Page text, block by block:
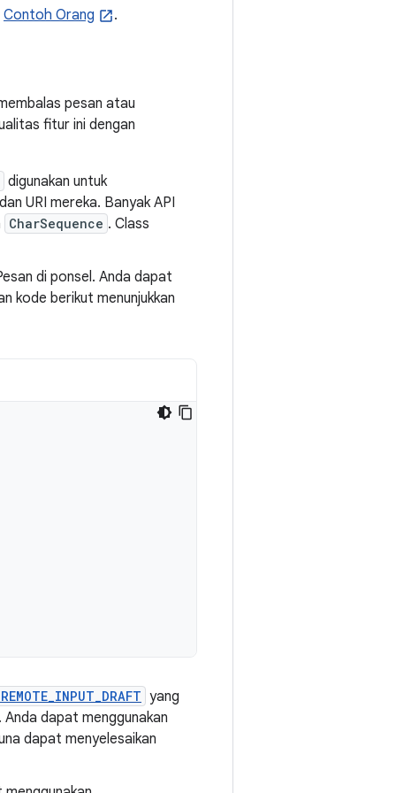
Contoh Orang .
pesan atau
fitur ini dengan
digunakan untuk
URI mereka. Banyak API
CharSequence . Class
di ponsel. Anda dapat
kode berikut menunjukkan
yang
dapat menggunakan
dapat menyelesaikan